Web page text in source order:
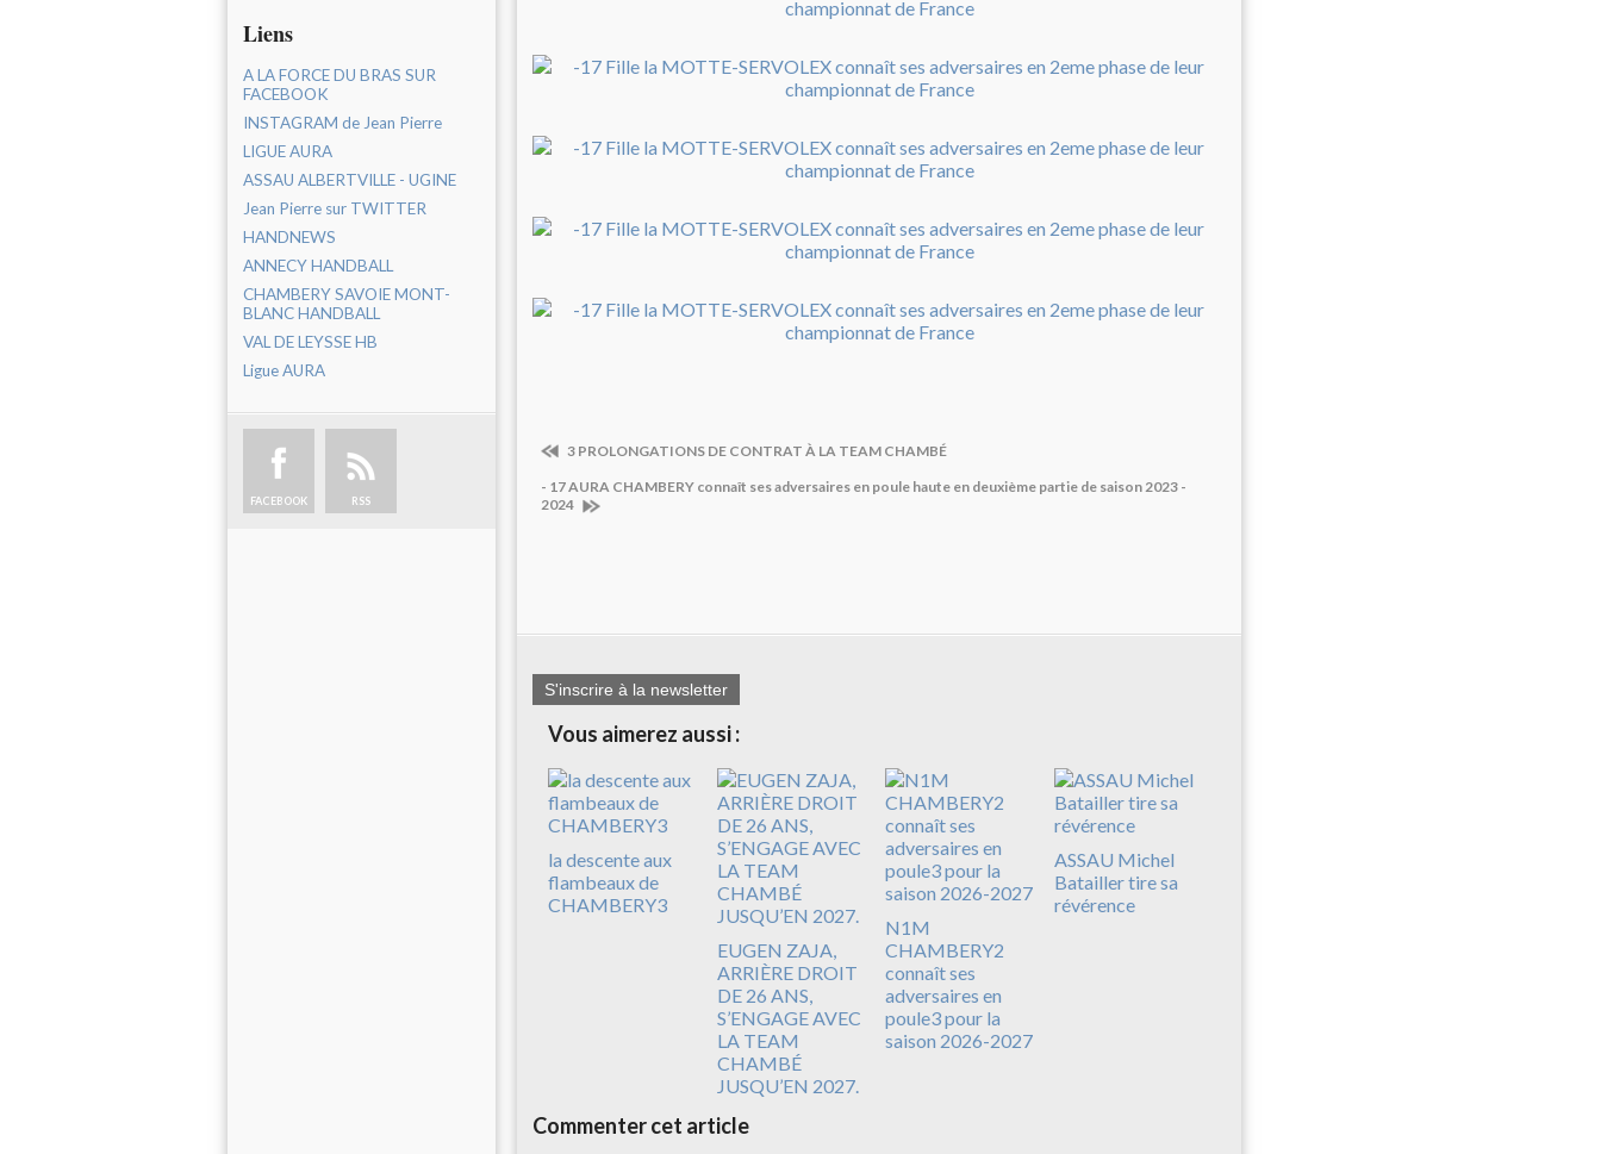
Liens
A LA FORCE DU BRAS SUR
FACEBOOK
INSTAGRAM de Jean Pierre
LIGUE AURA
ASSAU ALBERTVILLE - UGINE
Jean Pierre sur TWITTER
HANDNEWS
ANNECY HANDBALL
CHAMBERY SAVOIE MONT-
BLANC HANDBALL
VAL DE LEYSSE HB
Ligue AURA
FACEBOOK RSS
3 PROLONGATIONS DE CONTRAT À LA TEAM CHAMBÉ
- 17 AURA CHAMBERY connaît ses adversaires en poule haute en deuxième partie de saison 2023 -
2024
S'inscrire à la newsletter
Vous aimerez aussi :
la descente aux
flambeaux de
CHAMBERY3
EUGEN ZAJA,
ARRIÈRE DROIT
DE 26 ANS,
S’ENGAGE AVEC
LA TEAM
CHAMBÉ
JUSQU’EN 2027.
N1M
CHAMBERY2
connaît ses
adversaires en
poule3 pour la
saison 2026-2027
ASSAU Michel
Batailler tire sa
révérence
Commenter cet article